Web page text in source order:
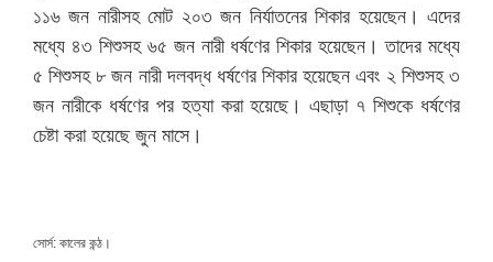
১১৬ জন নারীসহ মোট ২০৩ জন নির্যাতনের শিকার হয়েছেন। এদের
মধ্যে ৪৩ শিশুসহ ৬৫ জন নারী ধর্ষণের শিকার হয়েছেন। তাদের মধ্যে
৫ শিশুসহ ৮ জন নারী দলবদ্ধ ধর্ষণের শিকার হয়েছেন এবং ২ শিশুসহ ৩
জন নারীকে ধর্ষণের পর হত্যা করা হয়েছে। এছাড়া ৭ শিশুকে ধর্ষণের
চেষ্টা করা হয়েছে জুন মাসে।
সোর্স: কালের কন্ঠ।